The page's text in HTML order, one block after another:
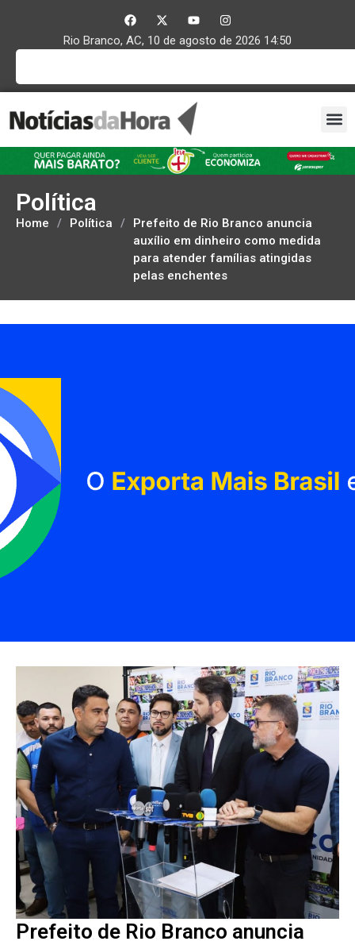
Rio Branco, AC, 10 de agosto de 2026 14:50
Política
Home / Política /
Prefeito de Rio Branco anuncia
auxílio em dinheiro como medida
para atender famílias atingidas
pelas enchentes
Prefeito de Rio Branco anuncia